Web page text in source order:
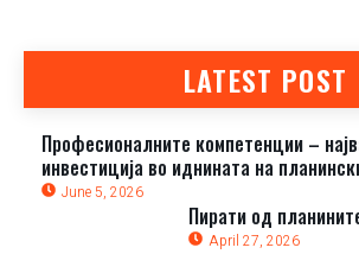
LATEST POST
Професионалните компетенции –
инвестиција во иднината на
June 5, 2026
Пирати од
April 27, 2026